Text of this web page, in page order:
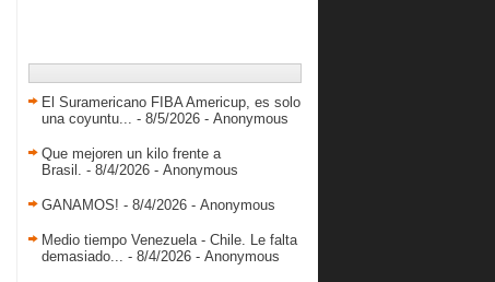
El Suramericano FIBA Americup, es solo
una coyuntu... - 8/5/2026 - Anonymous
Que mejoren un kilo frente a
Brasil. - 8/4/2026 - Anonymous
GANAMOS! - 8/4/2026 - Anonymous
Medio tiempo Venezuela - Chile. Le falta
demasiado... - 8/4/2026 - Anonymous